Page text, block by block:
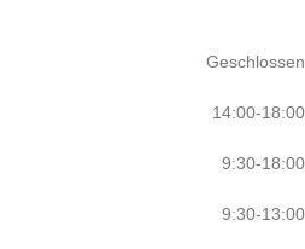
Geschlossen
14:00-18:00
9:30-18:00
9:30-13:00